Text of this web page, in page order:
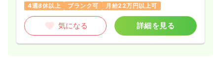
4週8休以上
ブランク可 月給22万円以上可
気になる 詳細を見る